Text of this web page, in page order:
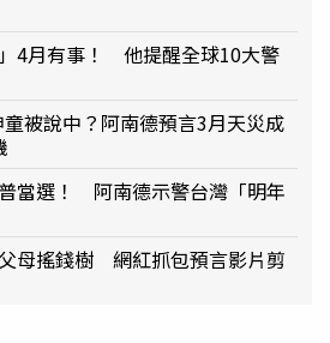
4月有事！ 他提醒全球10大警
被說中？阿南德預言3月天災成
當選！ 阿南德示警台灣「明年
父母搖錢樹 網紅抓包預言影片剪